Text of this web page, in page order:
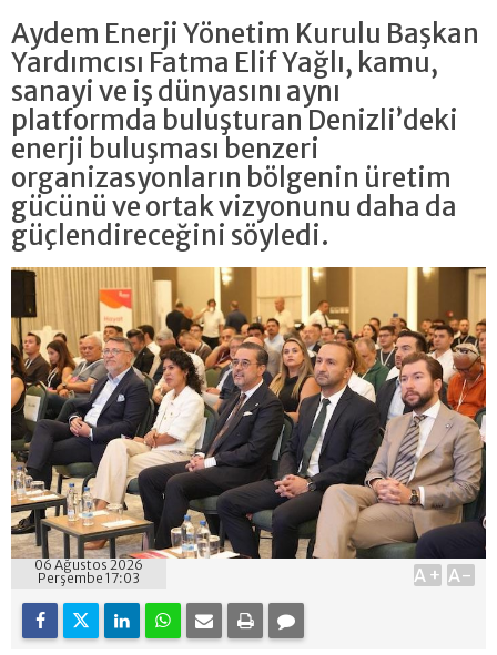
Aydem Enerji Yönetim Kurulu Başkan
Yardımcısı Fatma Elif Yağlı, kamu,
sanayi ve iş dünyasını aynı
platformda buluşturan Denizli’deki
enerji buluşması benzeri
organizasyonların bölgenin üretim
gücünü ve ortak vizyonunu daha da
güçlendireceğini söyledi.
06 Ağustos 2026
Perşembe 17:03
A+ A-